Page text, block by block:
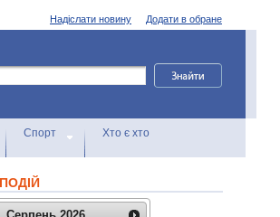
Додати в обране
Надіслати новину
Спорт Хто є хто